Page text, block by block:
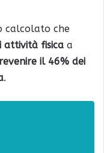
calcolato che
attività fisica a
il 46% dei
.